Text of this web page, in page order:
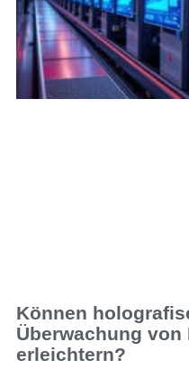
Können
Überwachung
erleichtern?